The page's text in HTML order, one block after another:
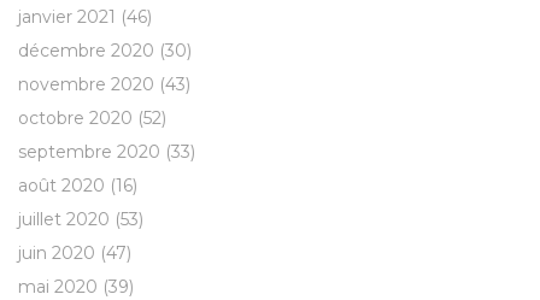
janvier 2021 (46)
décembre 2020 (30)
novembre 2020 (43)
octobre 2020 (52)
septembre 2020 (33)
août 2020 (16)
juillet 2020 (53)
juin 2020 (47)
mai 2020 (39)